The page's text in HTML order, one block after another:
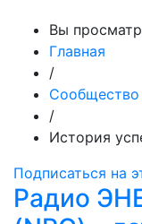
Вы
Главная
/
Сообщество
/
История
Подписаться на
Радио